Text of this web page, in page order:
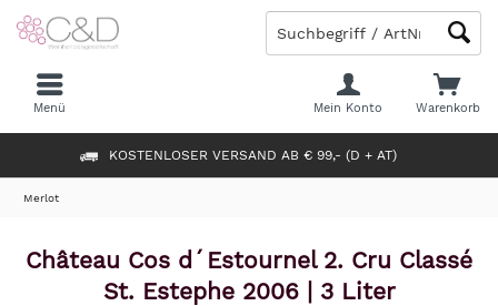
KOSTENLOSER VERSAND AB € 99,- (D + AT)
Warenkorb
Mein Konto
Menü
Merlot
Château Cos d´Estournel 2. Cru Classé
St. Estephe 2006 | 3 Liter